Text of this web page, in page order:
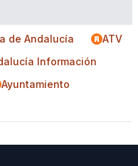
de Andalucía
ATV
Información
Ayuntamiento